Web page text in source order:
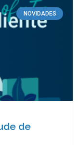
NOVIDADES
de